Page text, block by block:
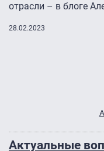
отрасли – в блоге
28.02.2023
Актуальные